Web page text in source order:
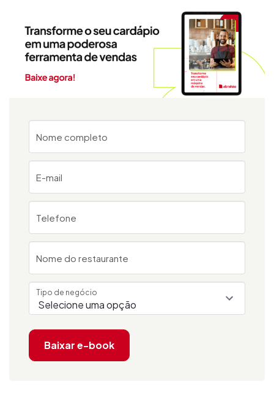
Nome completo
E-mail
Telefone
Nome do restaurante
Tipo de negócio
Baixar e-book